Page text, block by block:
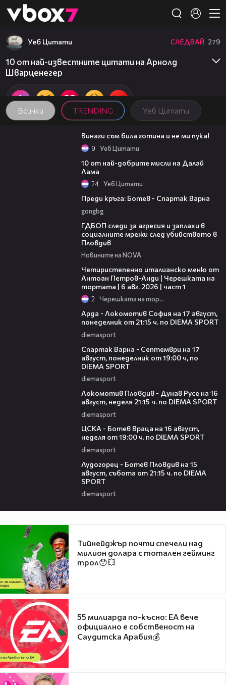
👾
Всички TRENDING Уеб Цитати
Уеб Цитати СЛЕДВАЙ 279
10 от най-известните цитати на Арнолд
Шварценегер
01:48
Винаги съм била готина и не ми пука!
9 Уеб Цитати
10 от най-добрите мисли на Далай
Лама
24 Уеб Цитати
Преди кръга: Ботев - Спартак Варна
gongbg
ГДБОП следи за агресия и заплахи в
социалните мрежи след убийството в
Пловдив
Новините на NOVA
Четиристепенно италианско меню от
Антоан Петров-Анди | Черешката на
тортата | 6 авг. 2026 | част 1
2 Черешката на тортата
Арда - Локомотив София на 17 август,
понеделник от 21:15 ч. по DIEMA SPORT
diemasport
Спартак Варна - Септември на 17
август, понеделник от 19:00 ч, по
DIEMA SPORT
diemasport
Локомотив Пловдив - Дунав Русе на 16
август, неделя 21:15 ч. по DIEMA SPORT
diemasport
ЦСКА - Ботев Враца на 16 август,
неделя от 19:00 ч. по DIEMA SPORT
diemasport
Лудогорец - Ботев Пловдив на 15
август, събота от 21:15 ч. по DIEMA
SPORT
diemasport
Тийнейджър почти спечели над
милион долара с тотален гейминг
трол😯💥
55 милиарда по-късно: EA вече
официално е собственост на
Саудитска Арабия💰